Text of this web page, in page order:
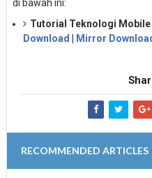
di bawah ini:
Tutorial Teknologi Mobile
Download
Mirror
RECOMMENDED ARTICLES